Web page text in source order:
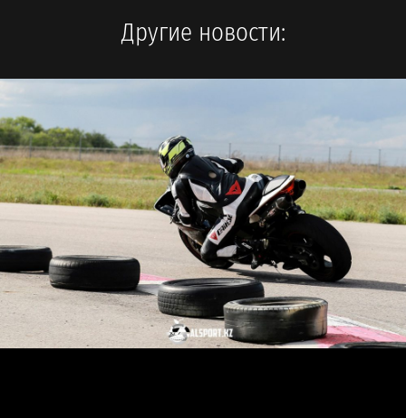
Другие новости: